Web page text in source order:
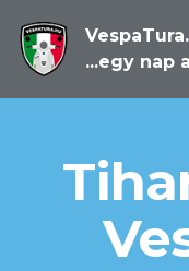
...egy nap